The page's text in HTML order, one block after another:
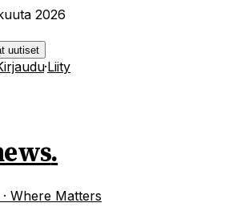
2026
uutiset
·Liity
.
Where Matters